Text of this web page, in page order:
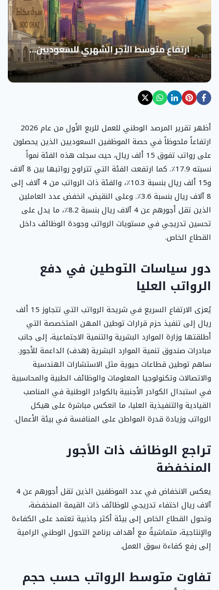
أظهر تقرير المرصد الوطني للعمل للربع الأول من عام 2026
ارتفاعاً ملحوظاً في حصة الموظفين السعوديين الذين يحصلون
على رواتب تفوق 15 ألف ريال، حيث سجلت هذه الفئة نمواً
نسبته 17.9٪. كما ارتفعت الفئة التي تتراوح رواتبها بين 8 آلاف
و15 ألف ريال بنسبة 10.3٪، والفئة ذات الرواتب من 4 آلاف إلى
8 آلاف ريال بنسبة 3.6٪. وعلى النقيض، انخفض عدد العاملين
الذين تقل أجورهم عن 4 آلاف ريال بنسبة 8.2٪، ما يدل على
تحسين تدريجي في مستويات الرواتب وجودة الوظائف داخل
القطاع الخاص.
دور سياسات التوطين في دفع
الرواتب العليا
يُعزى الارتفاع السريع في شريحة الرواتب التي تتجاوز 15 ألف
ريال إلى تنفيذ حزم قرارات توطين المهن المتخصصة التي
أطلقتها وزارة الموارد البشرية والتنمية الاجتماعية، إلى جانب
مبادرات صندوق تنمية الموارد البشرية (هدف) الداعمة للأجور.
ساهم توطين قطاعات حيوية مثل الاستشارات الهندسية
والاتصالات وتكنولوجيا المعلومات والوظائف الطبية والمحاسبية
في استبدال الكوادر الأجنبية بالكوادر الوطنية في المناصب
القيادية والتنفيذية العليا، ما انعكس مباشرة على هيكل
الرواتب وزيادة قدرة المواطن على المنافسة في بيئة الأعمال.
تراجع الوظائف ذات الأجور
المنخفضة
يعكس الانخفاض في عدد الموظفين الذين تقل أجورهم عن 4
آلاف ريال اختفاء تدريجي للوظائف ذات القيمة المنخفضة،
وتحول القطاع الخاص إلى بيئة أكثر جاذبية تعتمد على الكفاءة
والإنتاجية، متماشيةً مع أهداف برنامج التحول الوطني الرامية
إلى رفع كفاءة سوق العمل.
تفاوت متوسط الرواتب حسب حجم